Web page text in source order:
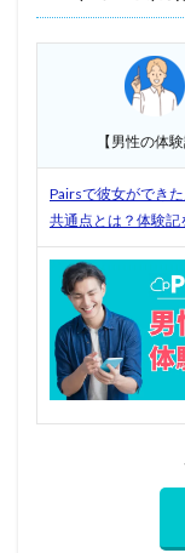
【男性の体験
Pairsで彼女ができ
共通点とは？体験記